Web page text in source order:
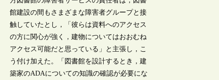
館建設の間もさまざまな障害者グループと接
触していたとし，「彼らは資料へのアクセス
の方に関心が強く，建物についてはおおむね
アクセス可能だと思っている」と主張し，こ
う付け加えた。「図書館を設計するとき，建
築家のADAについての知識の確認が必要にな